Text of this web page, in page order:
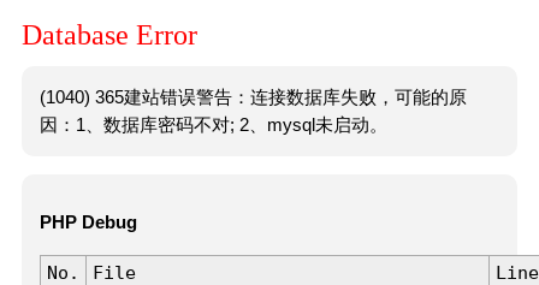
Database Error
(1040) 365建站错误警告：连接数据库失败，可能的原
因：1、数据库密码不对; 2、mysql未启动。
PHP Debug
No. File
Line